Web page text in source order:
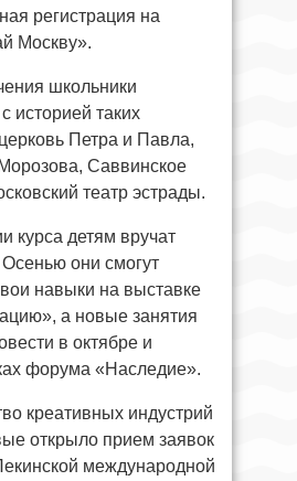
регистрация на
Москву».
школьники
историей таких
Петра и Павла,
Саввинское
театр эстрады.
курса детям вручат
они смогут
навыки на выставке
а новые занятия
в октябре и
форума «Наследие».
креативных индустрий
открыло прием заявок
международной